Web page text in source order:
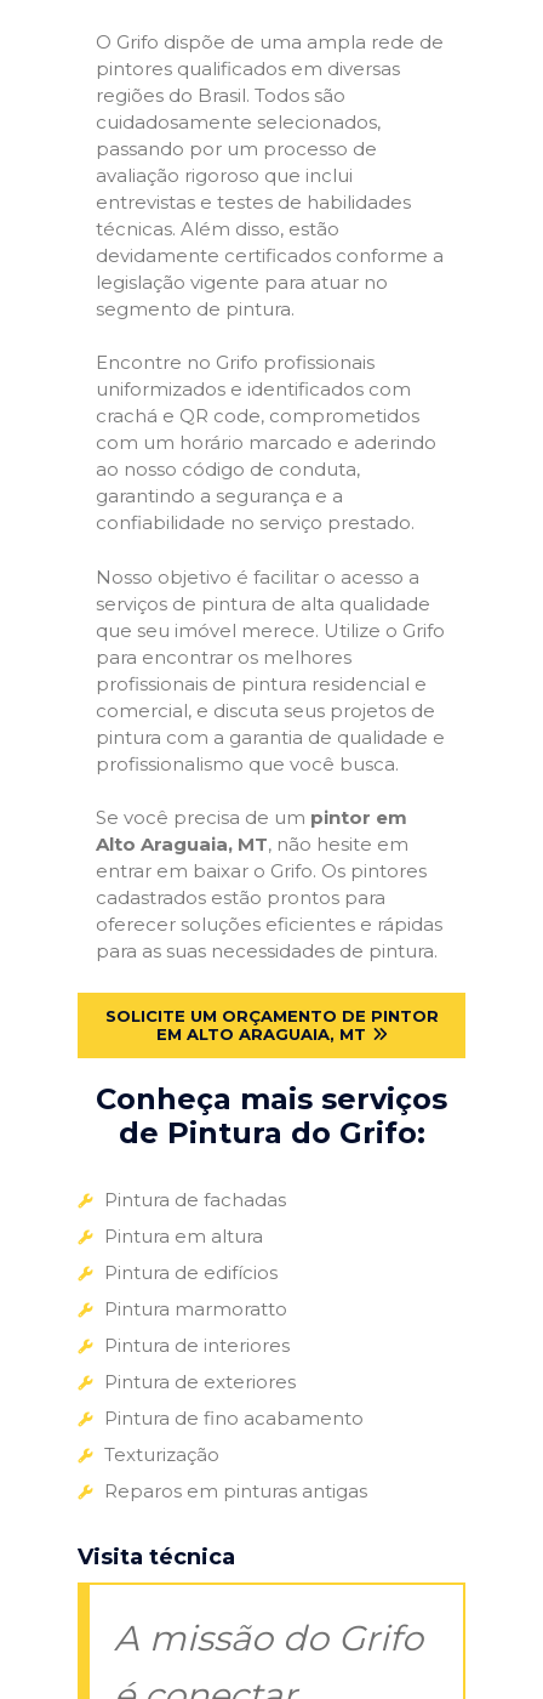
O Grifo dispõe de uma ampla rede de
pintores qualificados em diversas
regiões do Brasil. Todos são
cuidadosamente selecionados,
passando por um processo de
avaliação rigoroso que inclui
entrevistas e testes de habilidades
técnicas. Além disso, estão
devidamente certificados conforme a
legislação vigente para atuar no
segmento de pintura.
Encontre no Grifo profissionais
uniformizados e identificados com
crachá e QR code, comprometidos
com um horário marcado e aderindo
ao nosso código de conduta,
garantindo a segurança e a
confiabilidade no serviço prestado.
Nosso objetivo é facilitar o acesso a
serviços de pintura de alta qualidade
que seu imóvel merece. Utilize o Grifo
para encontrar os melhores
profissionais de pintura residencial e
comercial, e discuta seus projetos de
pintura com a garantia de qualidade e
profissionalismo que você busca.
Se você precisa de um pintor em
Alto Araguaia, MT, não hesite em
entrar em baixar o Grifo. Os pintores
cadastrados estão prontos para
oferecer soluções eficientes e rápidas
para as suas necessidades de pintura.
SOLICITE UM ORÇAMENTO DE PINTOR
EM ALTO ARAGUAIA, MT
Conheça mais serviços
de Pintura do Grifo:
Pintura de fachadas
Pintura em altura
Pintura de edifícios
Pintura marmoratto
Pintura de interiores
Pintura de exteriores
Pintura de fino acabamento
Texturização
Reparos em pinturas antigas
Visita técnica
A missão do Grifo